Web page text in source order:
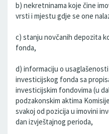
b) nekretninama koje čine
vrsti i mjestu gdje se one
c) stanju novčanih depozita
fonda,
d) informaciju o
investicijskog fonda sa
investicijskim fondovima (u
podzakonskim aktima
svakoj od pozicija u imovini
dan izvještajnog perioda,